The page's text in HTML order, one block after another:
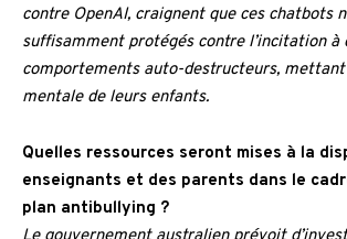
contre OpenAI, craignent que ces chatbots
suffisamment protégés contre l’incitation à
comportements auto-destructeurs,
mentale de leurs enfants.
Quelles ressources seront mises à la
enseignants et des parents dans le
plan antibullying ?